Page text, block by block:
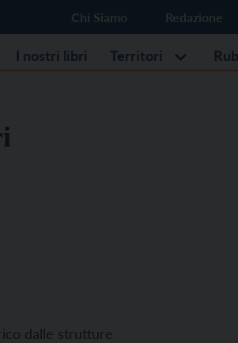
Chi Siamo Redazione
I nostri libri Territori
dalle strutture